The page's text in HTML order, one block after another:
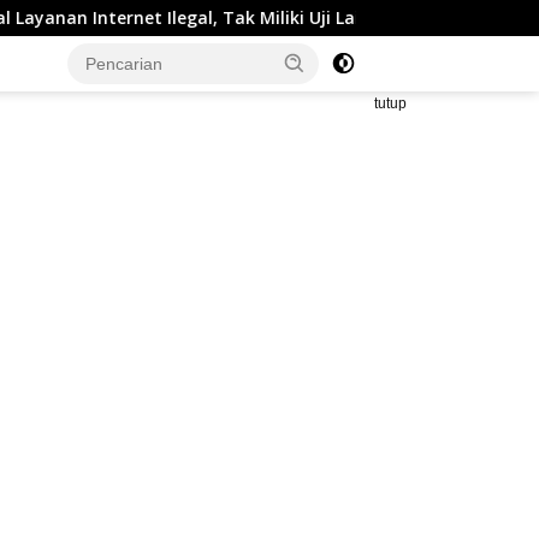
Miliki Uji Laik Operasi Tak Berkutik! Komplotan
tutup